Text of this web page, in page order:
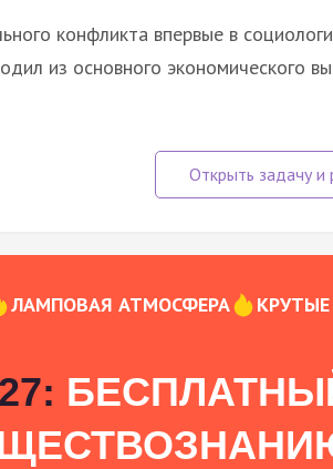
конфликта впервые в
из основного экономического
ЛАМПОВАЯ АТМОСФЕРА